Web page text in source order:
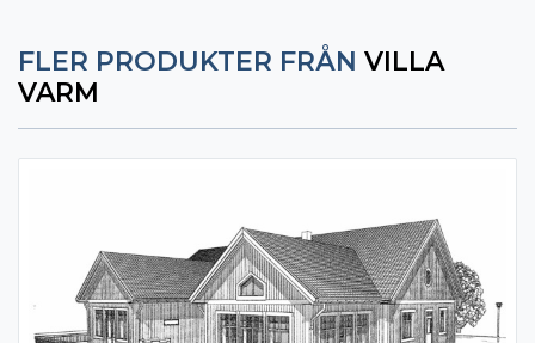
FLER PRODUKTER FRÅN VILLA
VARM